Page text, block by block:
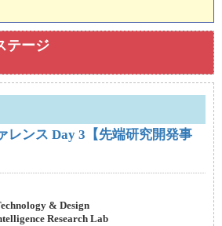
テージ
レンス Day 3【先端研究開発事
& Design
Research Lab